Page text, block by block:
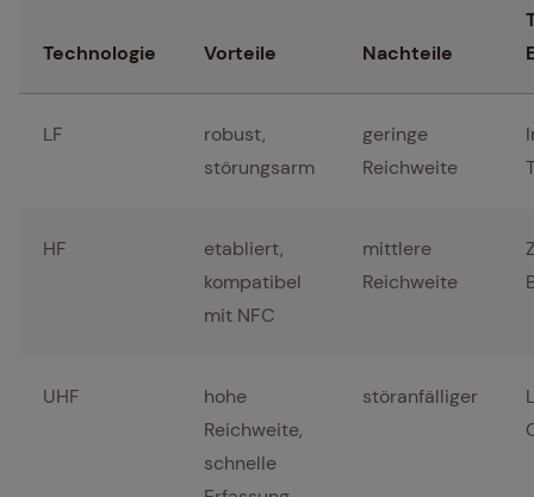
Technologie Vorteile Nachteile
LF
robust,
störungsarm
geringe
Reichweite
HF
etabliert,
kompatibel
mit NFC
mittlere
Reichweite
UHF
hohe
Reichweite,
schnelle
störanfälliger